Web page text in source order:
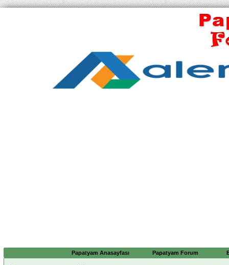
Papatyam Anasayfası Papatyam Forum